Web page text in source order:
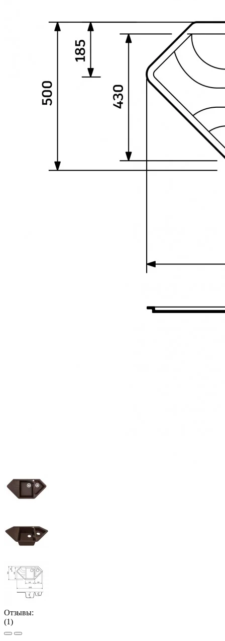
Отзывы:
(1)